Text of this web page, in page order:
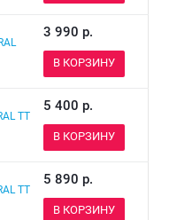
3 990 р.
В КОРЗИНУ
ТТ
5 400 р.
В КОРЗИНУ
ТТ
5 890 р.
В КОРЗИНУ